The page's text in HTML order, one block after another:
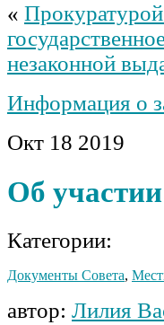
«
незаконной
Информация о
Окт 18 2019
Об
Категории:
Документы Совета,
автор: Лилия